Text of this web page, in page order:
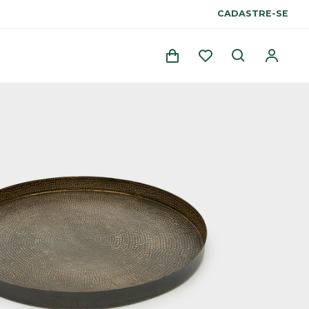
CADASTRE-SE